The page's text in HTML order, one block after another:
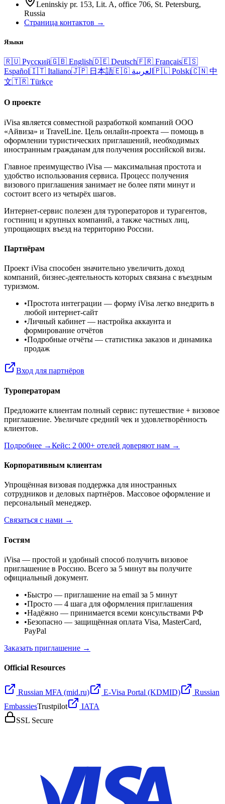
Leninskiy pr. 153, Lit. A, office 706, St. Petersburg,
Russia
Страница контактов →
Языки
🇷🇺 Русский🇬🇧 English🇩🇪 Deutsch🇫🇷 Français🇪🇸
Español🇮🇹 Italiano🇯🇵 日本語🇪🇬 العربية 🇵🇱 Polski🇨🇳 中
文🇹🇷 Türkçe
О проекте
iVisa является совместной разработкой компаний ООО
«Айвиза» и TravelLine. Цель онлайн-проекта — помощь в
оформлении туристических приглашений, необходимых
иностранным гражданам для получения российской визы.
Главное преимущество iVisa — максимальная простота и
удобство использования сервиса. Процесс получения
визового приглашения занимает не более пяти минут и
состоит всего из четырёх шагов.
Интернет-сервис полезен для туроператоров и турагентов,
гостиниц и крупных компаний, а также частных лиц,
упрощающих въезд на территорию России.
Партнёрам
Проект iVisa способен значительно увеличить доход
компаний, бизнес-деятельность которых связана с въездным
туризмом.
•Простота интеграции — форму iVisa легко внедрить в
любой интернет-сайт
•Личный кабинет — настройка аккаунта и
формирование отчётов
•Подробные отчёты — статистика заказов и динамика
продаж
Вход для партнёров
Туроператорам
Предложите клиентам полный сервис: путешествие + визовое
приглашение. Увеличьте средний чек и удовлетворённость
клиентов.
Подробнее →Кейс: 2 000+ отелей доверяют нам →
Корпоративным клиентам
Упрощённая визовая поддержка для иностранных
сотрудников и деловых партнёров. Массовое оформление и
персональный менеджер.
Связаться с нами →
Гостям
iVisa — простой и удобный способ получить визовое
приглашение в Россию. Всего за 5 минут вы получите
официальный документ.
•Быстро — приглашение на email за 5 минут
•Просто — 4 шага для оформления приглашения
•Надёжно — принимается всеми консульствами РФ
•Безопасно — защищённая оплата Visa, MasterCard,
PayPal
Заказать приглашение →
Official Resources
Russian MFA (mid.ru) E-Visa Portal (KDMID)
Russian
EmbassiesTrustpilot
IATA
SSL Secure